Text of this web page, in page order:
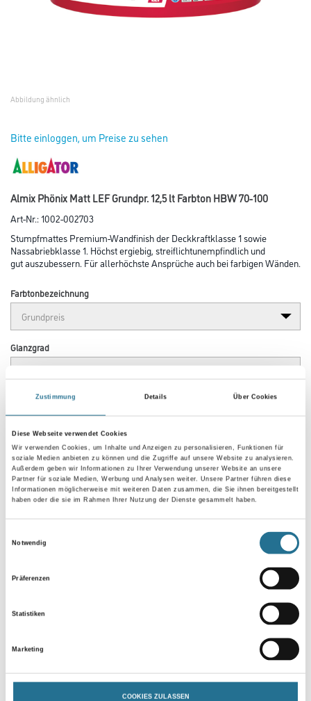
Zustimmung Details Über Cookies
Diese Webseite verwendet Cookies
Wir verwenden Cookies, um Inhalte und Anzeigen zu personalisieren, Funktionen für
soziale Medien anbieten zu können und die Zugriffe auf unsere Website zu analysieren.
Außerdem geben wir Informationen zu Ihrer Verwendung unserer Website an unsere
Partner für soziale Medien, Werbung und Analysen weiter. Unsere Partner führen diese
Informationen möglicherweise mit weiteren Daten zusammen, die Sie ihnen bereitgestellt
haben oder die sie im Rahmen Ihrer Nutzung der Dienste gesammelt haben.
Notwendig
Präferenzen
Statistiken
Marketing
COOKIES ZULASSEN
Abbildung ähnlich
Bitte einloggen, um Preise zu sehen
Almix Phönix Matt LEF Grundpr. 12,5 lt Farbton HBW 70-100
Art-Nr.:1002-002703
Stumpfmattes Premium-Wandfinish der Deckkraftklasse 1 sowie
Nassabriebklasse 1. Höchst ergiebig, streiflichtunempfindlich und
gut auszubessern. Für allerhöchste Ansprüche auch bei farbigen Wänden.
Farbtonbezeichnung
Glanzgrad
Gebinde